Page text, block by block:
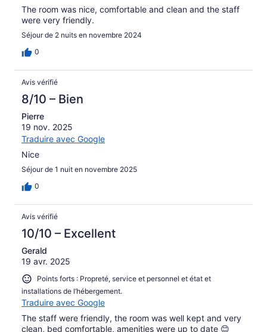
The room was nice, comfortable and clean and the staff
were very friendly.
Séjour de 2 nuits en novembre 2024
0
Avis vérifié
8/10 – Bien
Pierre
19 nov. 2025
Traduire avec Google
Nice
Séjour de 1 nuit en novembre 2025
0
Avis vérifié
10/10 – Excellent
Gerald
19 avr. 2025
Points forts : Propreté, service et personnel et état et
installations de l’hébergement.
Traduire avec Google
The staff were friendly, the room was well kept and very
clean, bed comfortable, amenities were up to date 😊